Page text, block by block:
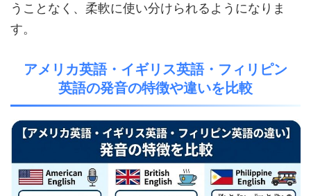
うことなく、柔軟に使い分けられるようになりま
す。
アメリカ英語・イギリス英語・フィリピン
英語の発音の特徴や違いを比較